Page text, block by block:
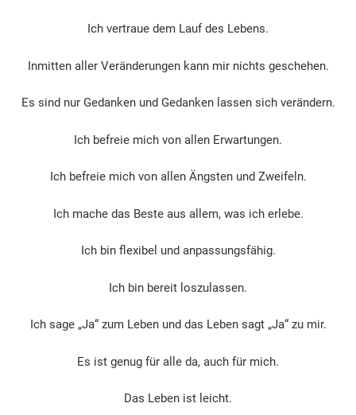
Ich vertraue dem Lauf des Lebens.
Inmitten aller Veränderungen kann mir nichts geschehen.
Es sind nur Gedanken und Gedanken lassen sich verändern.
Ich befreie mich von allen Erwartungen.
Ich befreie mich von allen Ängsten und Zweifeln.
Ich mache das Beste aus allem, was ich erlebe.
Ich bin flexibel und anpassungsfähig.
Ich bin bereit loszulassen.
Ich sage „Ja“ zum Leben und das Leben sagt „Ja“ zu mir.
Es ist genug für alle da, auch für mich.
Das Leben ist leicht.